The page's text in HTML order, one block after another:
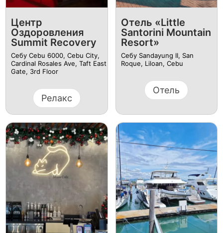
Центр
Оздоровления
Summit Recovery
Себу Cebu 6000, Cebu City,
Cardinal Rosales Ave, Taft East
Gate, 3rd Floor
Релакс
Отель «Little
Santorini Mountain
Resort»
Себу Sandayung II, San
Roque, Liloan, Cebu
Отель